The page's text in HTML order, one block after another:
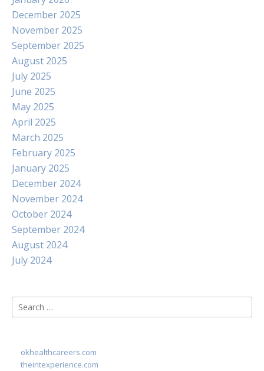
December 2025
November 2025
September 2025
August 2025
July 2025
June 2025
May 2025
April 2025
March 2025
February 2025
January 2025
December 2024
November 2024
October 2024
September 2024
August 2024
July 2024
Search
for:
okhealthcareers.com
theintexperience.com